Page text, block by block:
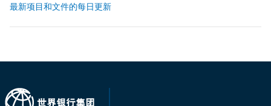
最新项目和文件的每日更新